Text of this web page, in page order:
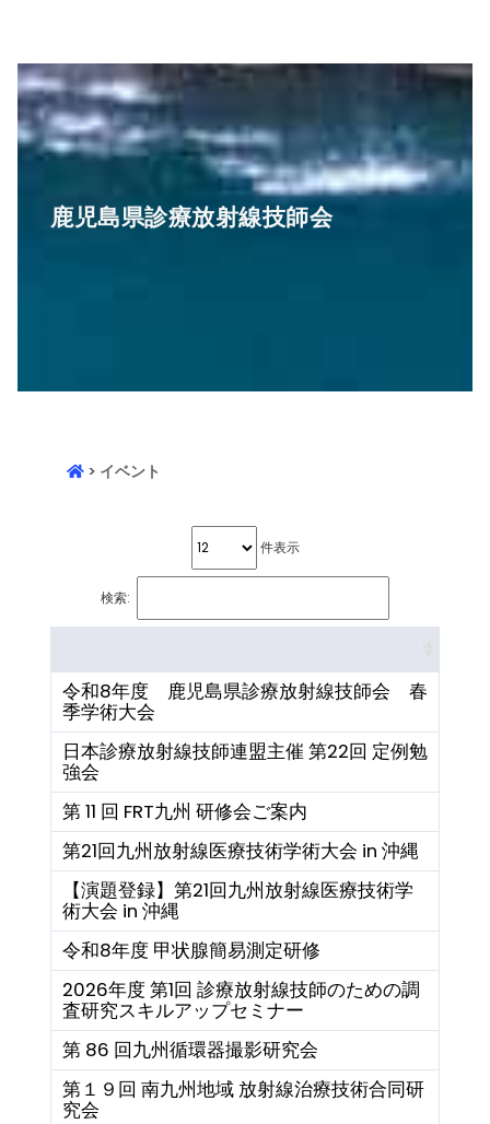
鹿児島県診療放射線技師会
> イベント
件表示
検索:
令和8年度 鹿児島県診療放射線技師会 春
季学術大会
日本診療放射線技師連盟主催 第22回 定例勉
強会
第 11 回 FRT九州 研修会ご案内
第21回九州放射線医療技術学術大会 in 沖縄
【演題登録】第21回九州放射線医療技術学
術大会 in 沖縄
令和8年度 甲状腺簡易測定研修
2026年度 第1回 診療放射線技師のための調
査研究スキルアップセミナー
第 86 回九州循環器撮影研究会
第１９回 南九州地域 放射線治療技術合同研
究会